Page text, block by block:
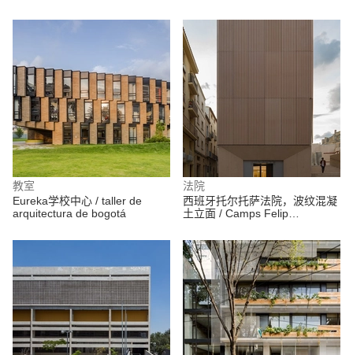
教室
Eureka学校中心 / taller de
arquitectura de bogotá
法院
西班牙托尔托萨法院，波纹混凝
土立面 / Camps Felip